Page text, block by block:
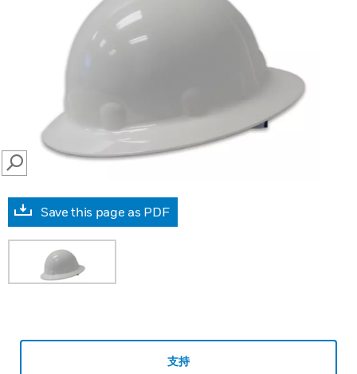
SEARCH
Save this page as PDF
支持